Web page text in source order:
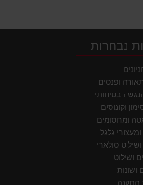
נבחרות
ופנסים
בטיחותי
וקונוסים
ומחסומים
גלגל
סולארי
ושילוט
ושונות
התקנה